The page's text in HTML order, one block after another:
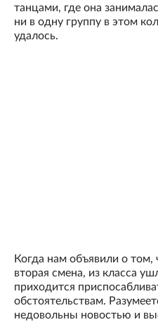
танцами, где она
ни в одну группу в этом
удалось.
Когда нам объявили о том,
вторая смена, из класса
приходится
обстоятельствам.
недовольны новостью и